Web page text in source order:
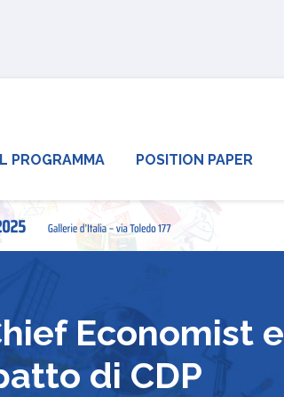
PROGRAMMA POSITION PAPER
Economist e
di CDP